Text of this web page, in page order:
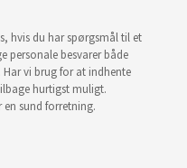
hvis du har spørgsmål til et
personale besvarer både
vi brug for at indhente
hurtigst muligt.
en sund forretning.